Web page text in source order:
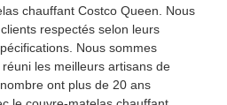
chauffant Costco Queen. Nous
respectés selon leurs
Nous sommes
les meilleurs artisans de
ont plus de 20 ans